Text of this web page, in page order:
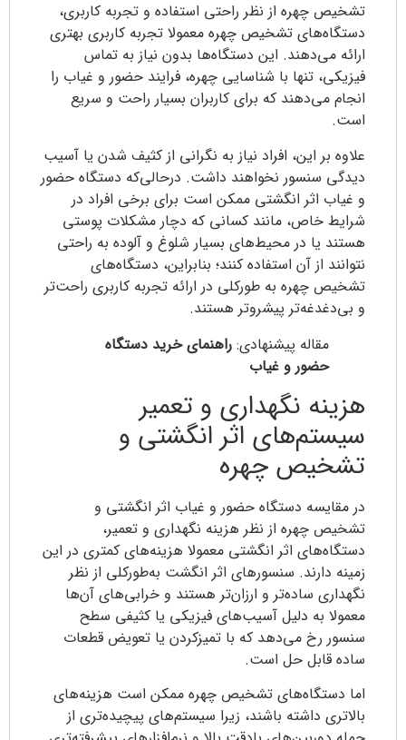
تشخیص چهره از نظر راحتی استفاده و تجربه کاربری،
دستگاه‌های تشخیص چهره معمولا تجربه کاربری بهتری
ارائه می‌دهند. این دستگاه‌ها بدون نیاز به تماس
فیزیکی، تنها با شناسایی چهره، فرایند حضور و غیاب را
انجام می‌دهند که برای کاربران بسیار راحت و سریع
است.
علاوه بر این، افراد نیاز به نگرانی از کثیف‌ شدن یا آسیب
‌دیدگی سنسور نخواهند داشت. درحالی‌که دستگاه حضور
و غیاب اثر انگشتی ممکن است برای برخی افراد در
شرایط خاص، مانند کسانی که دچار مشکلات پوستی
هستند یا در محیط‌های بسیار شلوغ و آلوده به ‌راحتی
نتوانند از آن استفاده کنند؛ بنابراین، دستگاه‌های
تشخیص چهره به‌ طورکلی در ارائه تجربه کاربری راحت‌تر
و بی‌دغدغه‌تر پیشروتر هستند.
مقاله پیشنهادی: راهنمای خرید دستگاه
حضور و غیاب
هزینه نگهداری و تعمیر
سیستم‌های اثر انگشتی و
تشخیص چهره
در مقایسه دستگاه حضور و غیاب اثر انگشتی و
تشخیص چهره از نظر هزینه نگهداری و تعمیر،
دستگاه‌های اثر انگشتی معمولا هزینه‌های کمتری در این
زمینه دارند. سنسورهای اثر انگشت به‌طورکلی از نظر
نگهداری ساده‌تر و ارزان‌تر هستند و خرابی‌های آن‌ها
معمولا به دلیل آسیب‌های فیزیکی یا کثیفی سطح
سنسور رخ می‌دهد که با تمیزکردن یا تعویض قطعات
ساده قابل ‌حل است.
اما دستگاه‌های تشخیص چهره ممکن است هزینه‌های
بالاتری داشته باشند، زیرا سیستم‌های پیچیده‌تری از